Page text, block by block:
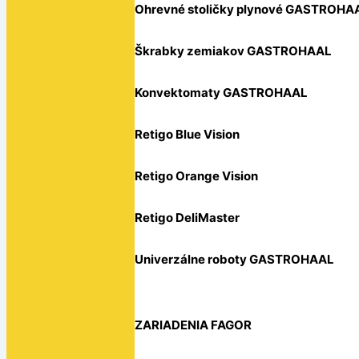
Ohrevné stoličky plynové
Škrabky zemiakov GASTROHAAL
Konvektomaty GASTROHAAL
Retigo Blue Vision
Retigo Orange Vision
Retigo DeliMaster
Univerzálne roboty GASTROHAAL
ZARIADENIA FAGOR